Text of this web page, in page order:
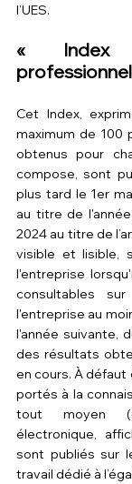
l’UES.
« Index
Cet Index,
maximum de 100
obtenus pour
compose, sont
plus tard le 1er
au titre de
2024 au titre de
visible et lisible,
l'entreprise
consultables
l'entreprise au
l'année suivante,
des résultats
en cours. À
portés à la
tout moyen
électronique,
sont publiés sur
travail dédié à l’